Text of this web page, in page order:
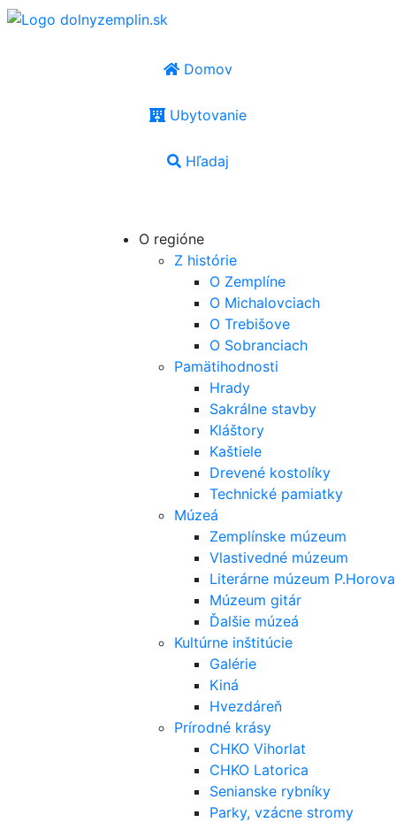
Domov
Ubytovanie
Hľadaj
O regióne
Z histórie
O Zemplíne
O Michalovciach
O Trebišove
O Sobranciach
Pamätihodnosti
Hrady
Sakrálne stavby
Kláštory
Kaštiele
Drevené kostolíky
Technické pamiatky
Múzeá
Zemplínske múzeum
Vlastivedné múzeum
Literárne múzeum P.Horova
Múzeum gitár
Ďalšie múzeá
Kultúrne inštitúcie
Galérie
Kiná
Hvezdáreň
Prírodné krásy
CHKO Vihorlat
CHKO Latorica
Senianske rybníky
Parky, vzácne stromy